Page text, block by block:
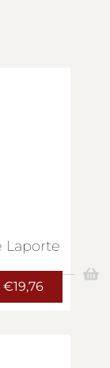
Laporte
€19,76